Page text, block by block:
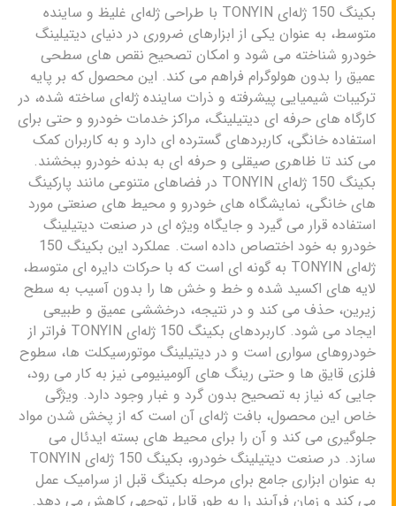
بکینگ 150 ژله‌ای TONYIN با طراحی ژله‌ای غلیظ و ساینده
متوسط، به عنوان یکی از ابزارهای ضروری در دنیای دیتیلینگ
خودرو شناخته می شود و امکان تصحیح نقص های سطحی
عمیق را بدون هولوگرام فراهم می کند. این محصول که بر پایه
ترکیبات شیمیایی پیشرفته و ذرات ساینده ژله‌ای ساخته شده، در
کارگاه های حرفه ای دیتیلینگ، مراکز خدمات خودرو و حتی برای
استفاده خانگی، کاربردهای گسترده ای دارد و به کاربران کمک
می کند تا ظاهری صیقلی و حرفه ای به بدنه خودرو ببخشند.
بکینگ 150 ژله‌ای TONYIN در فضاهای متنوعی مانند پارکینگ
های خانگی، نمایشگاه های خودرو و محیط های صنعتی مورد
استفاده قرار می گیرد و جایگاه ویژه ای در صنعت دیتیلینگ
خودرو به خود اختصاص داده است. عملکرد این بکینگ 150
ژله‌ای TONYIN به گونه ای است که با حرکات دایره ای متوسط،
لایه های اکسید شده و خط و خش ها را بدون آسیب به سطح
زیرین، حذف می کند و در نتیجه، درخششی عمیق و طبیعی
ایجاد می شود. کاربردهای بکینگ 150 ژله‌ای TONYIN فراتر از
خودروهای سواری است و در دیتیلینگ موتورسیکلت ها، سطوح
فلزی قایق ها و حتی رینگ های آلومینیومی نیز به کار می رود،
جایی که نیاز به تصحیح بدون گرد و غبار وجود دارد. ویژگی
خاص این محصول، بافت ژله‌ای آن است که از پخش شدن مواد
جلوگیری می کند و آن را برای محیط های بسته ایدئال می
سازد. در صنعت دیتیلینگ خودرو، بکینگ 150 ژله‌ای TONYIN
به عنوان ابزاری جامع برای مرحله بکینگ قبل از سرامیک عمل
می کند و زمان فرآیند را به طور قابل توجهی کاهش می دهد.